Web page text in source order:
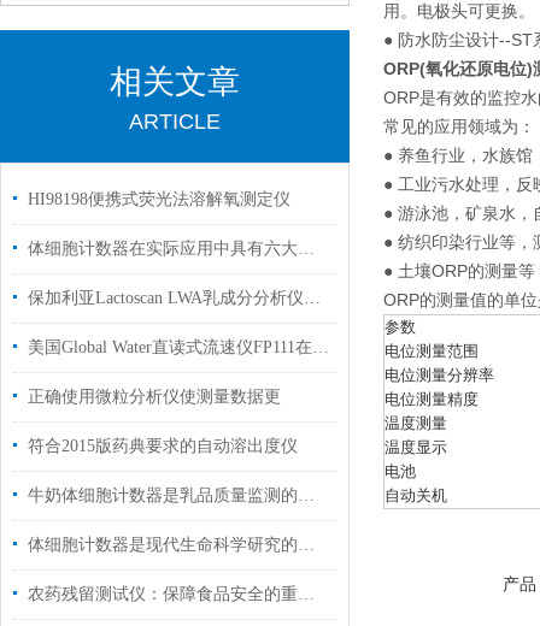
相关文章
ARTICLE
HI98198便携式荧光法溶解氧测定仪
体细胞计数器在实际应用中具有六大特色
保加利亚Lactoscan LWA乳成分分析仪性能参数
美国Global Water直读式流速仪FP111在明渠、河道中的应用
正确使用微粒分析仪使测量数据更
符合2015版药典要求的自动溶出度仪
牛奶体细胞计数器是乳品质量监测的细胞级“显微镜“
体细胞计数器是现代生命科学研究的得力助手
农药残留测试仪：保障食品安全的重要工具
用。电极头可更换。
● 防水防尘设计--ST
ORP(氧化还原电位)
ORP是有效的监控
常见的应用领域为：
● 养鱼行业，水族馆
● 工业污水处理，反
● 游泳池，矿泉水，
● 纺织印染行业等，
● 土壤ORP的测量等
ORP的测量值的单
参数
电位测量范围
电位测量分辨率
电位测量精度
温度测量
温度显示
电池
自动关机
产品